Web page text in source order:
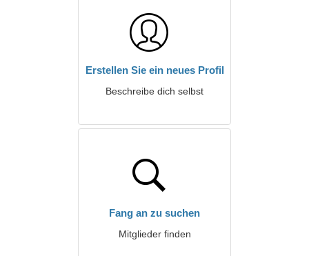
Erstellen Sie ein neues Profil
Beschreibe dich selbst
Fang an zu suchen
Mitglieder finden